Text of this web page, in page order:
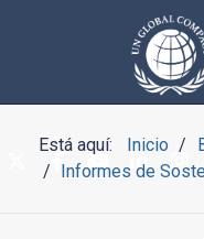
Está aquí: Inicio
Informes de